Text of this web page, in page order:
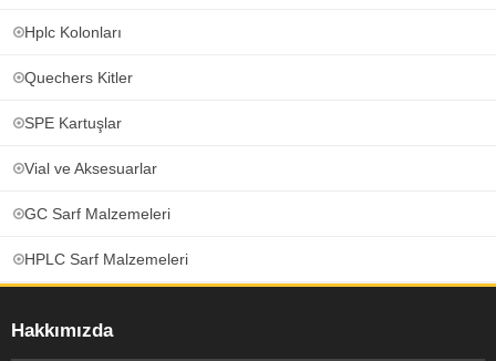
Hplc Kolonları
Quechers Kitler
SPE Kartuşlar
Vial ve Aksesuarlar
GC Sarf Malzemeleri
HPLC Sarf Malzemeleri
Hakkımızda